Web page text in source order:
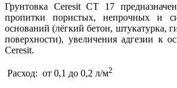
Грунтовка Ceresit CT 17
пропитки пористых, непрочных и
оснований (лёгкий бетон, штукатурка,
поверхности), увеличения адгезии к
Ceresit.
Расход: от 0,1 до 0,2 л/м2